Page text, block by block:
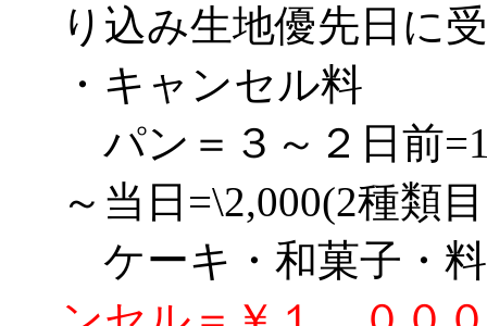
り込み生地優先日に
・キャンセル料
パン＝３～２日前
～当日=\2,000(2種類
ケーキ・和菓子・